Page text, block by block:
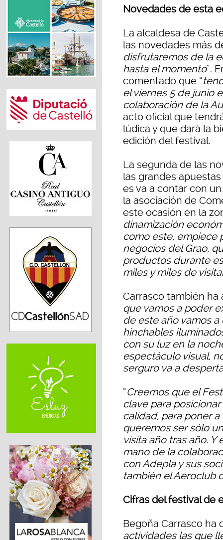
Novedades de esta
La alcaldesa de
las novedades más
disfrutaremos de la
hasta el momento”.
comentado que “
el viernes 5 de junio
colaboración de la
acto oficial que
lúdica y que dará la
edición del festival.
La segunda de las
las grandes
es va a contar con
la asociación de
este ocasión en la
dinamización
como este, empiece
negocios del Grao,
productos durante
miles y miles de
Carrasco también
que vamos a poder
de este año vamos
hinchables
con su luz en la
espectáculo visual,
serguro va a
“Creemos que el
clave para
calidad, para poner
queremos ser sólo
visita año tras año.
mano de la
con Adepla y sus
también el Aeroclub
Cifras del festival de
Begoña Carrasco ha
actividades las que